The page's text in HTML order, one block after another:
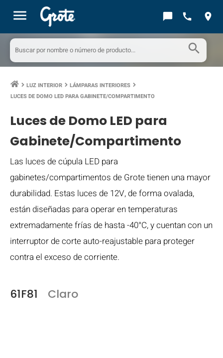
menu chat_bubble call location_on
search
keyboard_arrow_right LUZ INTERIOR keyboard_arrow_right LÁMPARAS INTERIORES keyboard_arrow_right
LUCES DE DOMO LED PARA GABINETE/COMPARTIMENTO
Luces de Domo LED para
Gabinete/Compartimento
Las luces de cúpula LED para
gabinetes/compartimentos de Grote tienen una mayor
durabilidad. Estas luces de 12V, de forma ovalada,
están diseñadas para operar en temperaturas
extremadamente frías de hasta -40°C, y cuentan con un
interruptor de corte auto-reajustable para proteger
contra el exceso de corriente.
61F81 Claro